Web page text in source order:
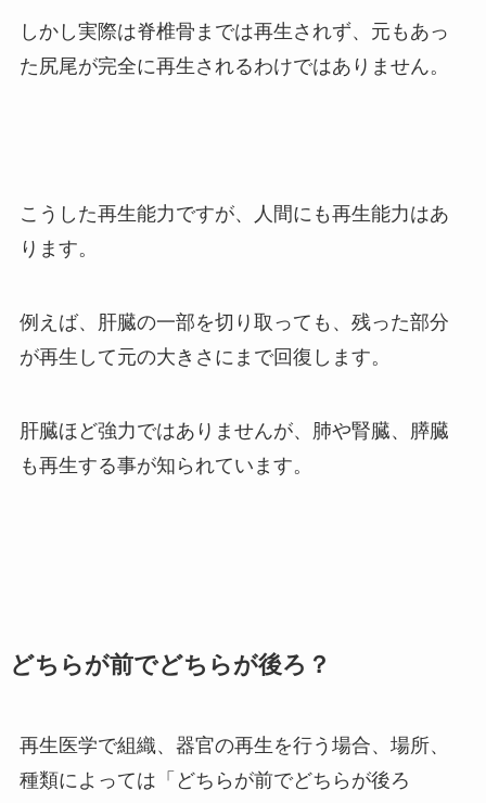
しかし実際は脊椎骨までは再生されず、元もあっ
た尻尾が完全に再生されるわけではありません。
こうした再生能力ですが、人間にも再生能力はあ
ります。
例えば、肝臓の一部を切り取っても、残った部分
が再生して元の大きさにまで回復します。
肝臓ほど強力ではありませんが、肺や腎臓、膵臓
も再生する事が知られています。
どちらが前でどちらが後ろ？
再生医学で組織、器官の再生を行う場合、場所、
種類によっては「どちらが前でどちらが後ろ